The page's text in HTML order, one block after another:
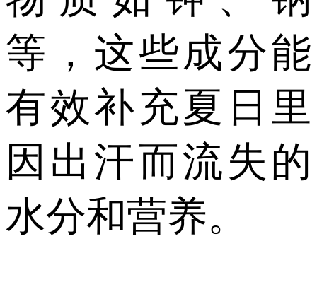
等，这些成分能
有效补充夏日里
因出汗而流失的
水分和营养。